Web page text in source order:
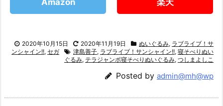
Amazon 楽天
2020年10月15日 2020年11月19日 ぬいぐるみ, ラブライブ！サ
ンシャイン!!, セガ 津島善子, ラブライブ！サンシャイン!!, 寝そべりぬい
ぐるみ, テラジャンボ寝そべりぬいぐるみ, つしまよしこ
Posted by admin@mh@wp